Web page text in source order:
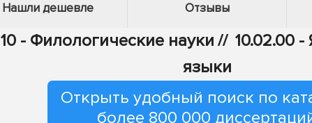
Нашли дешевле Отзывы
10 - Филологические науки // 10.02.00
языки
Открыть удобный поиск по
более 800 000